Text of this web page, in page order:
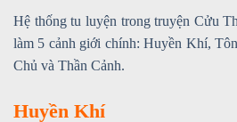
Hệ thống tu luyện trong truyện Cửu
làm 5 cảnh giới chính: Huyền Khí,
Chủ và Thần Cảnh.
Huyền Khí